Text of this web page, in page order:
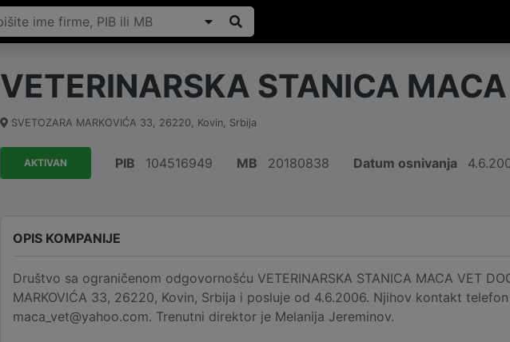
VETERINARSKA STANICA
SVETOZARA MARKOVIĆA 33, 26220, Kovin, Srbija
AKTIVAN PIB 104516949 MB 20180838 Datum osnivanja
OPIS KOMPANIJE
Društvo sa ograničenom odgovornošću VETERINARSKA STANICA MACA VET
MARKOVIĆA 33, 26220, Kovin, Srbija i posluje od 4.6.2006. Njihov kontakt
maca_vet@yahoo.com. Trenutni direktor je Melanija Jereminov.